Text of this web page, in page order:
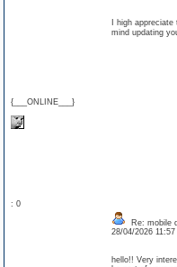
{___ONLINE___}
I high
mind updating
: 0
Re: mobile
28/04/2026
hello!! Very